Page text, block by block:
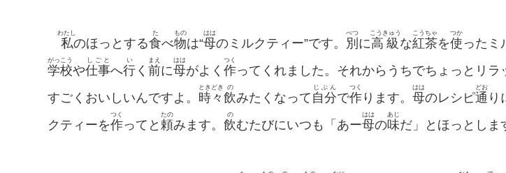
私
わたし
のほっとする食
た
べ物
もの
は“母
はは
のミルクティー”です。 別
べつ
に高級
こうきゅう
な紅茶
こうちゃ
を使
つか
ったミ
学校
がっこう
や仕事
しごと
へ行
い
く 前
まえ
に母
はは
がよく 作
つく
ってくれました。それからうちでちょっとリラ
すごくおいしいんですよ。 時々
ときどき
飲
の
みたくなって 自分
じぶん
で作
つく
ります。 母
はは
のレシピ通
どお
り
クティーを作
つく
ってと 頼
たの
みます。 飲
の
むたびにいつも「あー母
はは
の味
あじ
だ」とほっとしま